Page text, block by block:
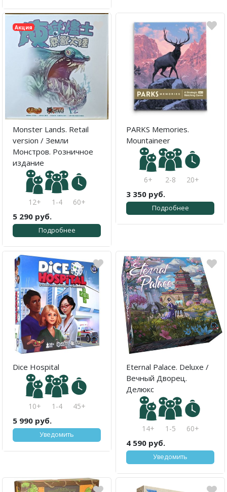
Акция
Monster Lands. Retail
version / Земли
Монстров. Розничное
издание
12+ 1-4 60+
5 290 руб.
Подробнее
PARKS Memories.
Mountaineer
6+ 2-8 20+
3 350 руб.
Подробнее
Dice Hospital
10+ 1-4 45+
5 990 руб.
Уведомить
Eternal Palace. Deluxe /
Вечный Дворец.
Делюкс
14+ 1-5 60+
4 590 руб.
Уведомить